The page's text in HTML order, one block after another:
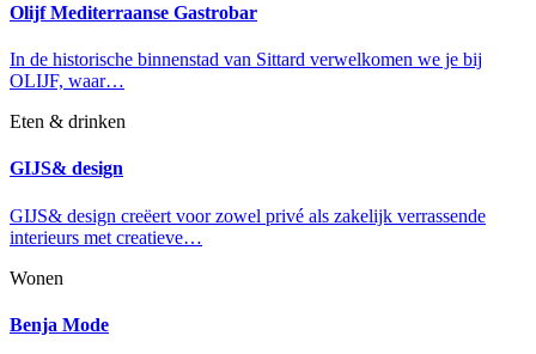
Olijf Mediterraanse Gastrobar
In de historische binnenstad van Sittard verwelkomen we je bij
OLIJF, waar…
Eten & drinken
GIJS& design
GIJS& design creëert voor zowel privé als zakelijk verrassende
interieurs met creatieve…
Wonen
Benja Mode